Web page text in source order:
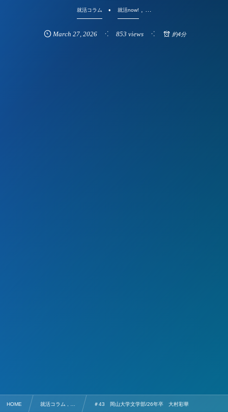
就活コラム 就活now!
March 27 ,2026 853 views 約4分
HOME 就活コラム , … ＃43 岡山大学文学部/26年卒 大村彩華